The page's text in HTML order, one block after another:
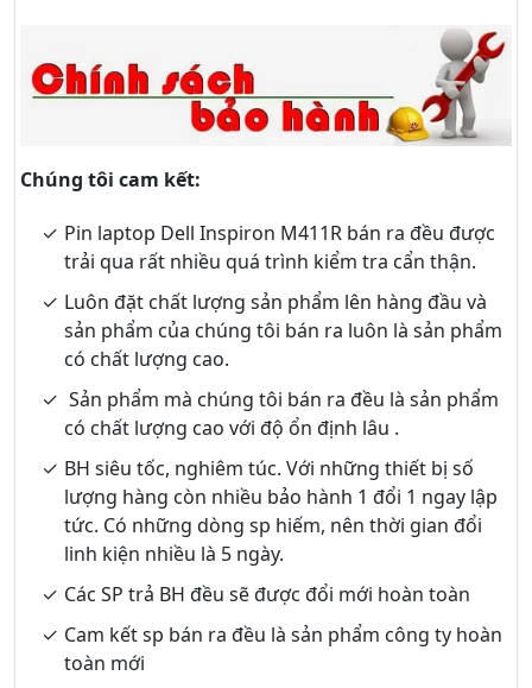
Chúng tôi cam kết:
Pin laptop Dell Inspiron M411R bán ra đều được
trải qua rất nhiều quá trình kiểm tra cẩn thận.
Luôn đặt chất lượng sản phẩm lên hàng đầu và
sản phẩm của chúng tôi bán ra luôn là sản phẩm
có chất lượng cao.
Sản phẩm mà chúng tôi bán ra đều là sản phẩm
có chất lượng cao với độ ổn định lâu .
BH siêu tốc, nghiêm túc. Với những thiết bị số
lượng hàng còn nhiều bảo hành 1 đổi 1 ngay lập
tức. Có những dòng sp hiếm, nên thời gian đổi
linh kiện nhiều là 5 ngày.
Các SP trả BH đều sẽ được đổi mới hoàn toàn
Cam kết sp bán ra đều là sản phẩm công ty hoàn
toàn mới